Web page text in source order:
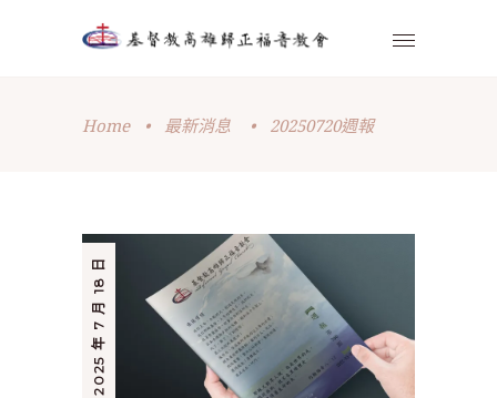
Home • 最新消息 • 20250720週報
2025 年 7 月 18 日